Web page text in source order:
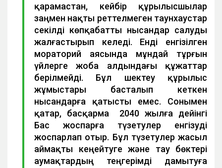
қарамастан, кейбір құрылысшылар
заңмен нақты реттелмеген таунхаустар
секілді көпқабатты нысандар салуды
жалғастырып келеді. Енді енгізілген
мораторий аясында мұндай тұрғын
үйлерге жоба алдындағы құжаттар
берілмейді. Бұл шектеу құрылыс
жұмыстары басталып кеткен
нысандарға қатысты емес. Сонымен
қатар, басқарма 2040 жылға дейінгі
Бас жоспарға түзетулер енгізуді
жоспарлап отыр. Бұл түзетулер жасыл
аймақты кеңейтуге және тау бөктері
аумақтардың теңгерімді дамытуға